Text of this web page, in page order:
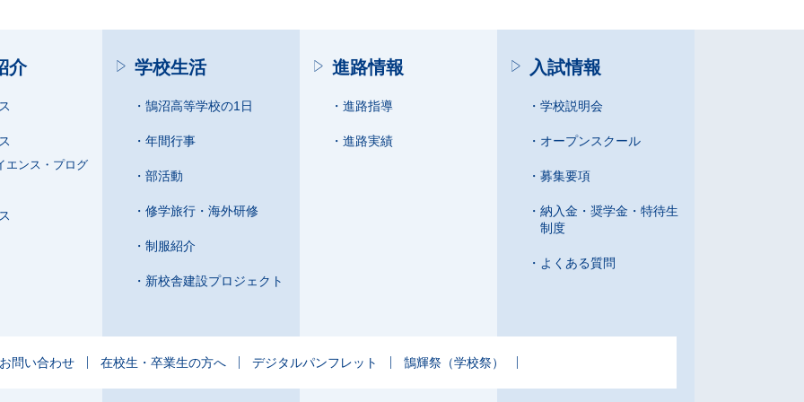
介
エンス・プログ
学校生活
鵠沼高等学校の1日
年間行事
部活動
修学旅行・海外研修
制服紹介
新校舎建設プロジェクト
進路情報
進路指導
進路実績
入試情報
学校説明会
オープンスクール
募集要項
納入金・奨学金・特待生
制度
よくある質問
お問い合わせ 在校生・卒業生の方へ デジタルパンフレット 鵠輝祭（学校祭）